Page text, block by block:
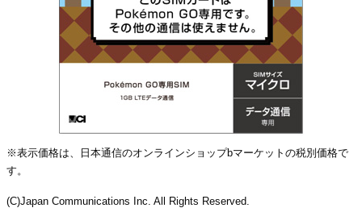
※表示価格は、日本通信のオンラインショップbマーケットの税別価格で
す。
(C)Japan Communications Inc. All Rights Reserved.